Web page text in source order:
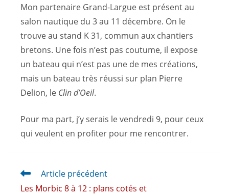
Mon partenaire Grand-Largue est présent au
salon nautique du 3 au 11 décembre. On le
trouve au stand K 31, commun aux chantiers
bretons. Une fois n’est pas coutume, il expose
un bateau qui n’est pas une de mes créations,
mais un bateau très réussi sur plan Pierre
Delion, le Clin d’Oeil.
Pour ma part, j’y serais le vendredi 9, pour ceux
qui veulent en profiter pour me rencontrer.
Article précédent
Les Morbic 8 à 12 : plans cotés et